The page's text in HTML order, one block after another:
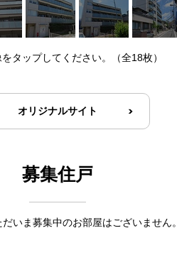
タップしてください。（全18枚）
オリジナルサイト
募集住戸
いま募集中のお部屋はございません